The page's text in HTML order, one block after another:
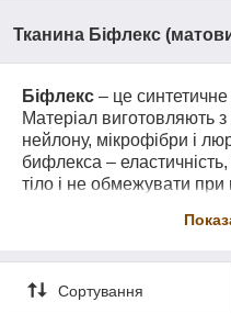
Тканина Біфлекс
Біфлекс – це
Матеріал виготовляють
нейлону, мікрофібри і
бифлекса –
тіло і не обмежувати при
Ця тканина –
гладка, красива. Догляд
служить матеріал
якостей і властивостей.
Сортування